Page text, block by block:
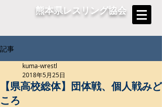
熊本県レスリング協会
記事
【県高校総体】団体戦、個人戦みど
ころ
kuma-wrestl
2018年5月25日